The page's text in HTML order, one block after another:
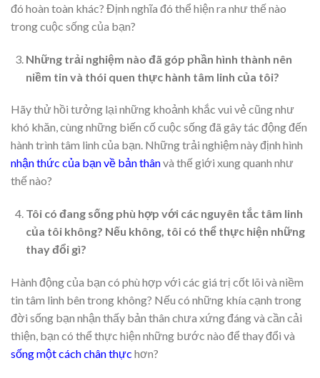
đó hoàn toàn khác? Định nghĩa đó thể hiện ra như thế nào
trong cuộc sống của bạn?
Những trải nghiệm nào đã góp phần hình thành nên
niềm tin và thói quen thực hành tâm linh của tôi?
Hãy thử hồi tưởng lại những khoảnh khắc vui vẻ cũng như
khó khăn, cùng những biến cố cuộc sống đã gây tác động đến
hành trình tâm linh của bạn. Những trải nghiệm này định hình
nhận thức của bạn về bản thânvà thế giới xung quanh như
thế nào?
Tôi có đang sống phù hợp với các nguyên tắc tâm linh
của tôi không? Nếu không, tôi có thể thực hiện những
thay đổi gì?
Hành động của bạn có phù hợp với các giá trị cốt lõi và niềm
tin tâm linh bên trong không? Nếu có những khía cạnh trong
đời sống bạn nhận thấy bản thân chưa xứng đáng và cần cải
thiện, bạn có thể thực hiện những bước nào để thay đổi và
sống một cách chân thực hơn?